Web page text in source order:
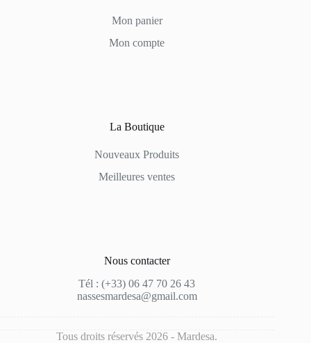
Mon panier
Mon compte
La Boutique
Nouveaux Produits
Meilleures ventes
Nous contacter
Tél :(+33)06 47 70 26 43
nassesmardesa@gmail.com
Tous droits réservés 2026 - Mardesa.